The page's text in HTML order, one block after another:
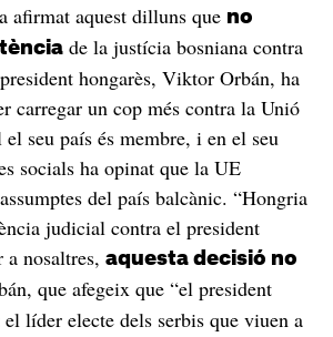
afirmat aquest dilluns que no
de la justícia bosniana contra
hongarès, Viktor Orbán, ha
carregar un cop més contra la Unió
seu país és membre, i en el seu
socials ha opinat que la UE
del país balcànic. “Hongria
judicial contra el president
nosaltres, aquesta decisió no
que afegeix que “el president
líder electe dels serbis que viuen a